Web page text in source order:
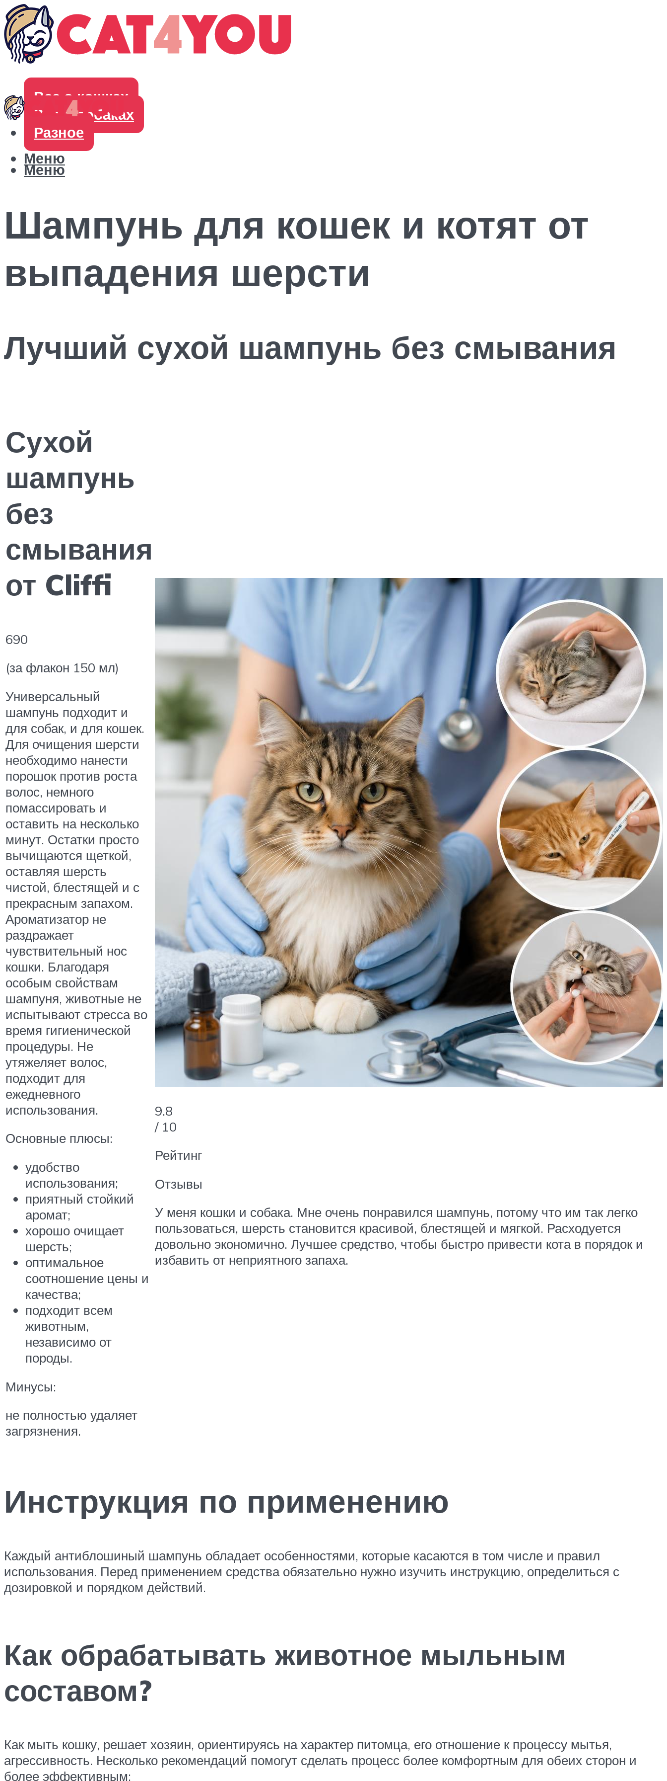
Все о кошках
Все о собаках
Разное
Меню
Меню
Шампунь для кошек и котят от
выпадения шерсти
Лучший сухой шампунь без смывания
Сухой
шампунь
без
смывания
от Cliffi
690
(за флакон 150 мл)
Универсальный
шампунь подходит и
для собак, и для кошек.
Для очищения шерсти
необходимо нанести
порошок против роста
волос, немного
помассировать и
оставить на несколько
минут. Остатки просто
вычищаются щеткой,
оставляя шерсть
чистой, блестящей и с
прекрасным запахом.
Ароматизатор не
раздражает
чувствительный нос
кошки. Благодаря
особым свойствам
шампуня, животные не
испытывают стресса во
время гигиенической
процедуры. Не
утяжеляет волос,
подходит для
ежедневного
использования.
Основные плюсы:
удобство
использования;
приятный стойкий
аромат;
хорошо очищает
шерсть;
оптимальное
соотношение цены и
качества;
подходит всем
животным,
независимо от
породы.
Минусы:
не полностью удаляет
загрязнения.
9.8
/ 10
Рейтинг
Отзывы
У меня кошки и собака. Мне очень понравился шампунь, потому что им так легко
пользоваться, шерсть становится красивой, блестящей и мягкой. Расходуется
довольно экономично. Лучшее средство, чтобы быстро привести кота в порядок и
избавить от неприятного запаха.
Инструкция по применению
Каждый антиблошиный шампунь обладает особенностями, которые касаются в том числе и правил
использования. Перед применением средства обязательно нужно изучить инструкцию, определиться с
дозировкой и порядком действий.
Как обрабатывать животное мыльным
составом?
Как мыть кошку, решает хозяин, ориентируясь на характер питомца, его отношение к процессу мытья,
агрессивность. Несколько рекомендаций помогут сделать процесс более комфортным для обеих сторон и
более эффективным: